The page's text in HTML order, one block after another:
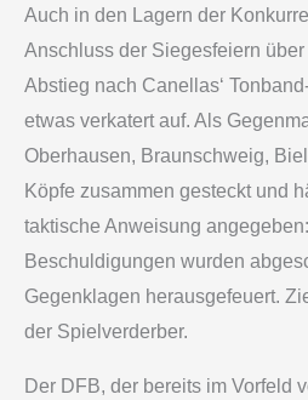
Auch in den Lagern der
Anschluss der Siegesfeiern
Abstieg nach Canellas‘
etwas verkatert auf. Als
Oberhausen, Braunschweig,
Köpfe zusammen gesteckt und
taktische Anweisung
Beschuldigungen wurden
Gegenklagen herausgefeuert.
der Spielverderber.
Der DFB, der bereits im Vorfeld